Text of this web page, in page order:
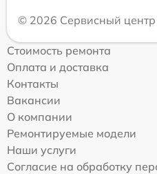
© 2026 Сервисный центр
Стоимость ремонта
Оплата и доставка
Контакты
Вакансии
О компании
Ремонтируемые модели
Наши услуги
Согласие на обработку